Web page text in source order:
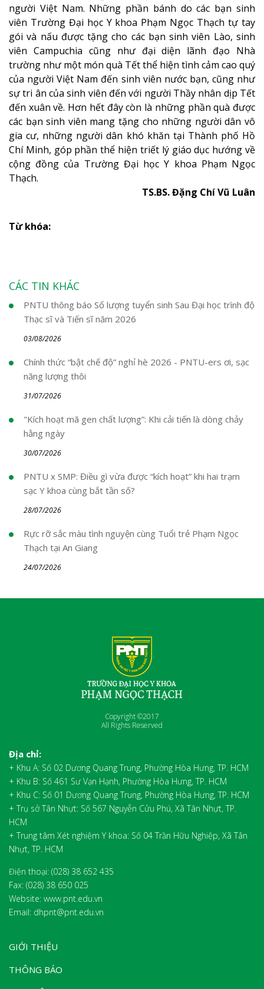
người Việt Nam. Những phần bánh do các bạn sinh
viên Trường Đại học Y khoa Phạm Ngọc Thạch tự tay
gói và nấu được tặng cho các bạn sinh viên Lào, sinh
viên Campuchia cũng như đại diện lãnh đạo Nhà
trường như một món quà Tết thể hiện tình cảm cao quý
của người Việt Nam đến sinh viên nước bạn, cũng như
sự tri ân của sinh viên đến với người Thầy nhân dịp Tết
đến xuân về. Hơn hết đây còn là những phần quà được
các bạn sinh viên mang tặng cho những người dân vô
gia cư, những người dân khó khăn tại Thành phố Hồ
Chí Minh, góp phần thể hiện triết lý giáo dục hướng về
cộng đồng của Trường Đại học Y khoa Phạm Ngọc
Thạch.
TS.BS. Đặng Chí Vũ Luân
Từ khóa:
CÁC TIN KHÁC
PNTU thông báo Số lượng tuyển sinh Sau Đại học trình độ
Thạc sĩ và Tiến sĩ năm 2026
03/08/2026
Chính thức “bật chế độ” nghỉ hè 2026 - PNTU-ers ơi, sạc
năng lượng thôi
31/07/2026
"Kích hoạt mã gen chất lượng”: Khi cải tiến là dòng chảy
hằng ngày
30/07/2026
PNTU x SMP: Điều gì vừa được “kích hoạt” khi hai trạm
sạc Y khoa cùng bắt tần số?
28/07/2026
Rực rỡ sắc màu tình nguyện cùng Tuổi trẻ Phạm Ngọc
Thạch tại An Giang
24/07/2026
Copyright ©2017
All Rights Reserved
Địa chỉ:
+ Khu A: Số 02 Dương Quang Trung, Phường Hòa Hưng, TP. HCM
+ Khu B: Số 461 Sư Vạn Hạnh, Phường Hòa Hưng, TP. HCM
+ Khu C: Số 01 Dương Quang Trung, Phường Hòa Hưng, TP. HCM
+ Trụ sở Tân Nhựt: Số 567 Nguyễn Cửu Phú, Xã Tân Nhựt, TP.
HCM
+ Trung tâm Xét nghiệm Y khoa: Số 04 Trần Hữu Nghiệp, Xã Tân
Nhựt, TP. HCM
Điện thoại: (028) 38 652 435
Fax: (028) 38 650 025
Website: www.pnt.edu.vn
Email: dhpnt@pnt.edu.vn
GIỚI THIỆU
THÔNG BÁO